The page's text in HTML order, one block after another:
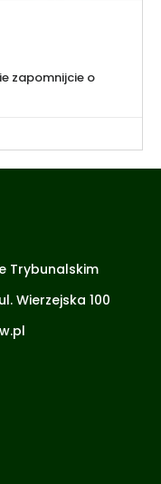
zapomnijcie o
Trybunalskim
Wierzejska 100